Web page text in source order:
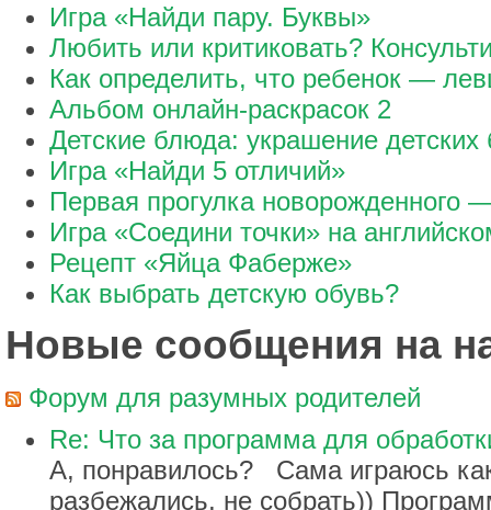
Игра «Найди пару. Буквы»
Любить или критиковать?
Как определить, что ребенок —
Альбом онлайн-раскрасок 2
Детские блюда: украшение
Игра «Найди 5 отличий»
Первая прогулка новорожденного
Игра «Соедини точки» на
Рецепт «Яйца Фаберже»
Как выбрать детскую обувь?
Новые сообщения на
Форум для разумных родителей
Re: Что за программа для
А, понравилось? Сама играюсь
разбежались, не собрать))